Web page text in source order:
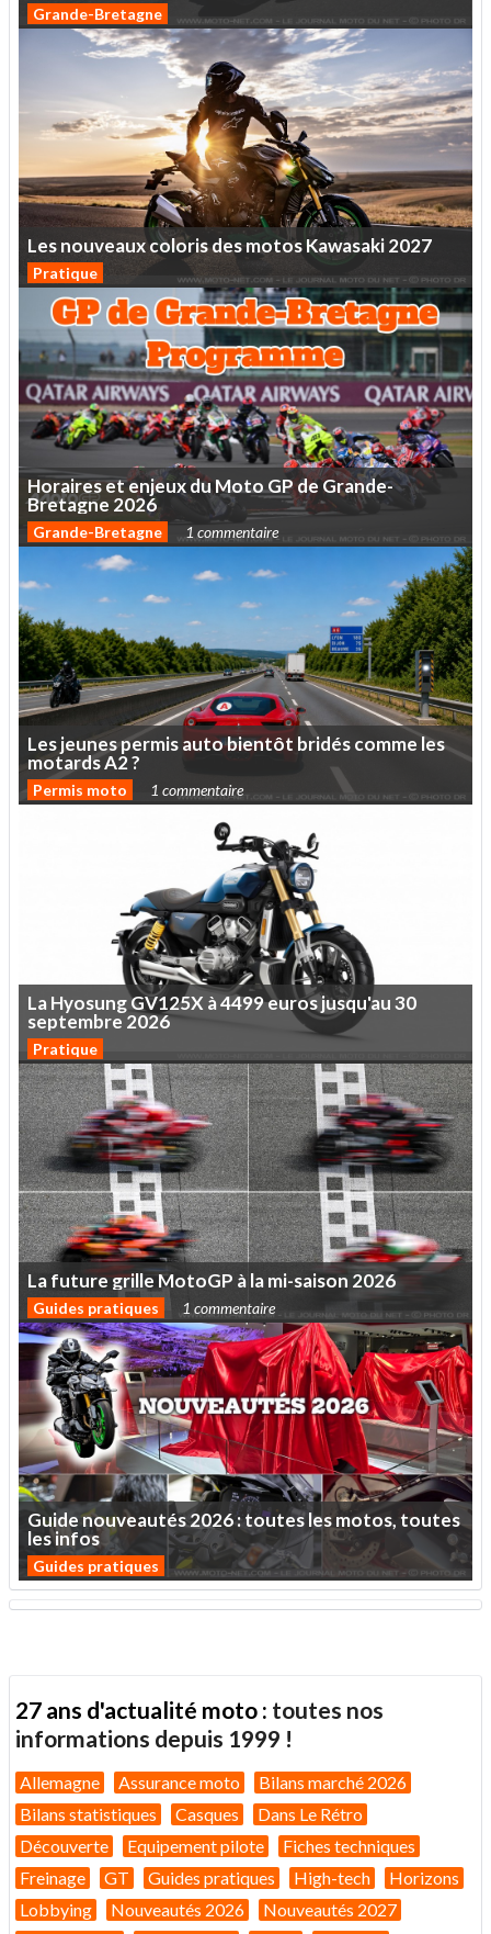
Grande-Bretagne
LesnouveauxcolorisdesmotosKawasaki2027
Pratique
HorairesetenjeuxduMotoGPdeGrande-
Bretagne 2026
Grande-Bretagne 1 commentaire
Lesjeunespermisautobientôt bridéscommeles
motardsA2?
Permis moto 1 commentaire
LaHyosungGV125X à4499eurosjusqu'au30
septembre 2026
Pratique
Lafuturegrille MotoGP àlami-saison 2026
Guides pratiques 1 commentaire
Guidenouveautés2026:touteslesmotos,toutes
lesinfos
Guides pratiques
27 ans d'actualité moto : toutes nos
informations depuis 1999 !
Allemagne Assurance moto
Bilans marché 2026
Bilans statistiques
Casques
Dans Le Rétro
Découverte
Equipement pilote
Fiches techniques
Freinage
GT Guides pratiques High-tech
Horizons
Lobbying
Nouveautés 2026
Nouveautés 2027